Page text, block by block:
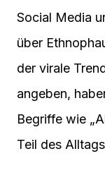
Social Media
über
der virale
angeben,
Begriffe wie
Teil des